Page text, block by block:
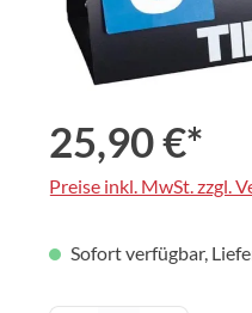
25,90 €*
Preise inkl. MwSt. zzgl.
Sofort verfügbar,